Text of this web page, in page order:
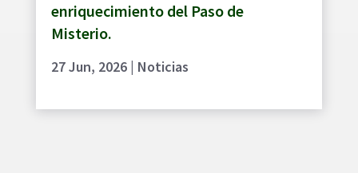
enriquecimiento del Paso de
Misterio.
27 Jun, 2026| Noticias